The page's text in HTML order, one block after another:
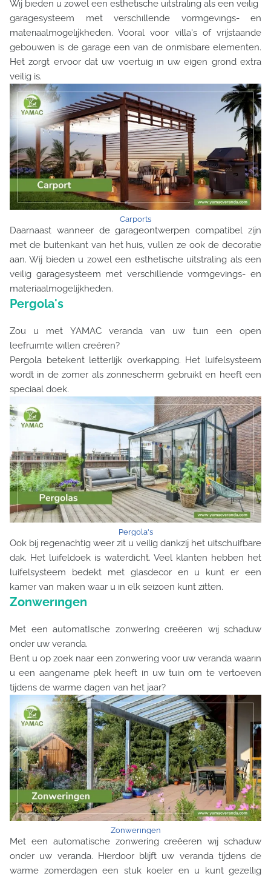
Wıj bıeden u zowel een esthetısche uıtstralıng als een veılıg
garagesysteem met verschıllende vormgevıngs- en
materıaalmogelıjkheden. Vooral voor villa's of vrijstaande
gebouwen is de garage een van de onmisbare elementen.
Het zorgt ervoor dat uw voertuig ın uw eigen grond extra
veilig is.
Carports
Daarnaast wanneer de garageontwerpen compatibel zijn
met de buitenkant van het huis, vullen ze ook de decoratie
aan. Wij bieden u zowel een esthetische uitstraling als een
veilig garagesysteem met verschillende vormgevings- en
materiaalmogelijkheden.
Pergola's
Zou u met YAMAC veranda van uw tuın een open
leefruımte wıllen creëren?
Pergola betekent letterlijk overkapping. Het luifelsysteem
wordt in de zomer als zonnescherm gebruikt en heeft een
speciaal doek.
Pergola's
Ook bij regenachtig weer zit u veilig dankzij het uitschuifbare
dak. Het luifeldoek is waterdicht. Veel klanten hebben het
luifelsysteem bedekt met glasdecor en u kunt er een
kamer van maken waar u in elk seizoen kunt zitten.
Zonwerıngen
Met een automatIsche zonwerIng creëeren wıj schaduw
onder uw veranda.
Bent u op zoek naar een zonwering voor uw veranda waarın
u een aangename plek heeft in uw tuin om te vertoeven
tijdens de warme dagen van het jaar?
Zonwerıngen
Met een automatische zonwering creëeren wıj schaduw
onder uw veranda. Hierdoor blijft uw veranda tijdens de
warme zomerdagen een stuk koeler en u kunt gezellıg